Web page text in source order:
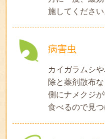
施してくださ
病害虫
カイガラムシ
除と薬剤散布
側にナメクジ
食べるので見